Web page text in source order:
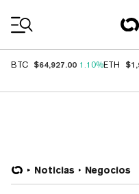
BTC $64,927.00 1.10%ETH
Noticias Negocios